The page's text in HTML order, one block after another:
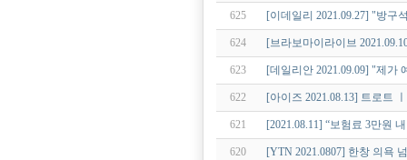
625 [이데일리 2021.09.27] "방
624 [브라보마이라이브
623 [데일리안 2021.09.09] "제
622 [아이즈 2021.08.13] 트로트
621 [2021.08.11] “보험료 3만원
620 [YTN 2021.0807] 한창 의욕